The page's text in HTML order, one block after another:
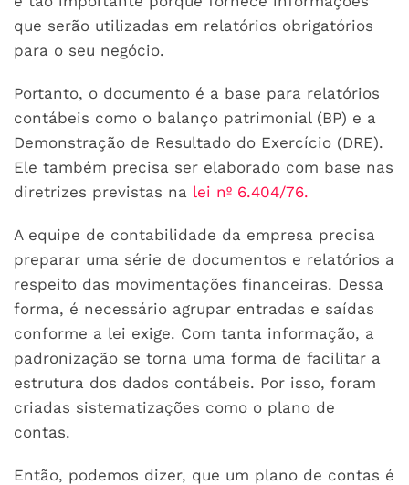
que serão utilizadas em relatórios obrigatórios
para o seu negócio.
Portanto, o documento é a base para relatórios
contábeis como o balanço patrimonial (BP) e a
Demonstração de Resultado do Exercício (DRE).
Ele também precisa ser elaborado com base nas
diretrizes previstas na lei nº 6.404/76.
A equipe de contabilidade da empresa precisa
preparar uma série de documentos e relatórios a
respeito das movimentações financeiras. Dessa
forma, é necessário agrupar entradas e saídas
conforme a lei exige. Com tanta informação, a
padronização se torna uma forma de facilitar a
estrutura dos dados contábeis. Por isso, foram
criadas sistematizações como o plano de
contas.
Então, podemos dizer, que um plano de contas é